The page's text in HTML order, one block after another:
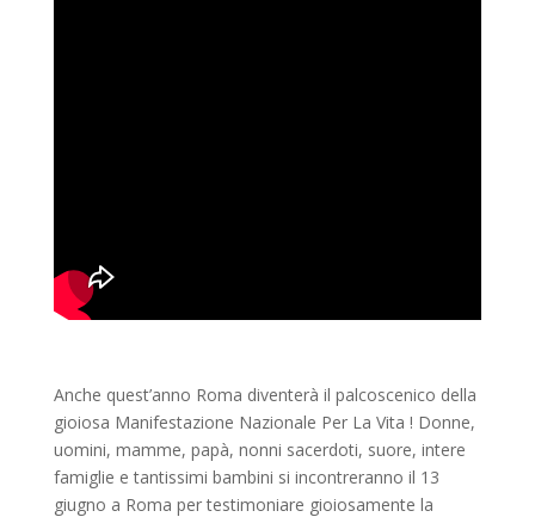
Anche quest’anno Roma diventerà il palcoscenico della
gioiosa Manifestazione Nazionale Per La Vita ! Donne,
uomini, mamme, papà, nonni sacerdoti, suore, intere
famiglie e tantissimi bambini si incontreranno il 13
giugno a Roma per testimoniare gioiosamente la